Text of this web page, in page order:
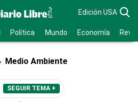
Edición USA
Política Mundo Economía
Medio Ambiente
SEGUIR TEMA +